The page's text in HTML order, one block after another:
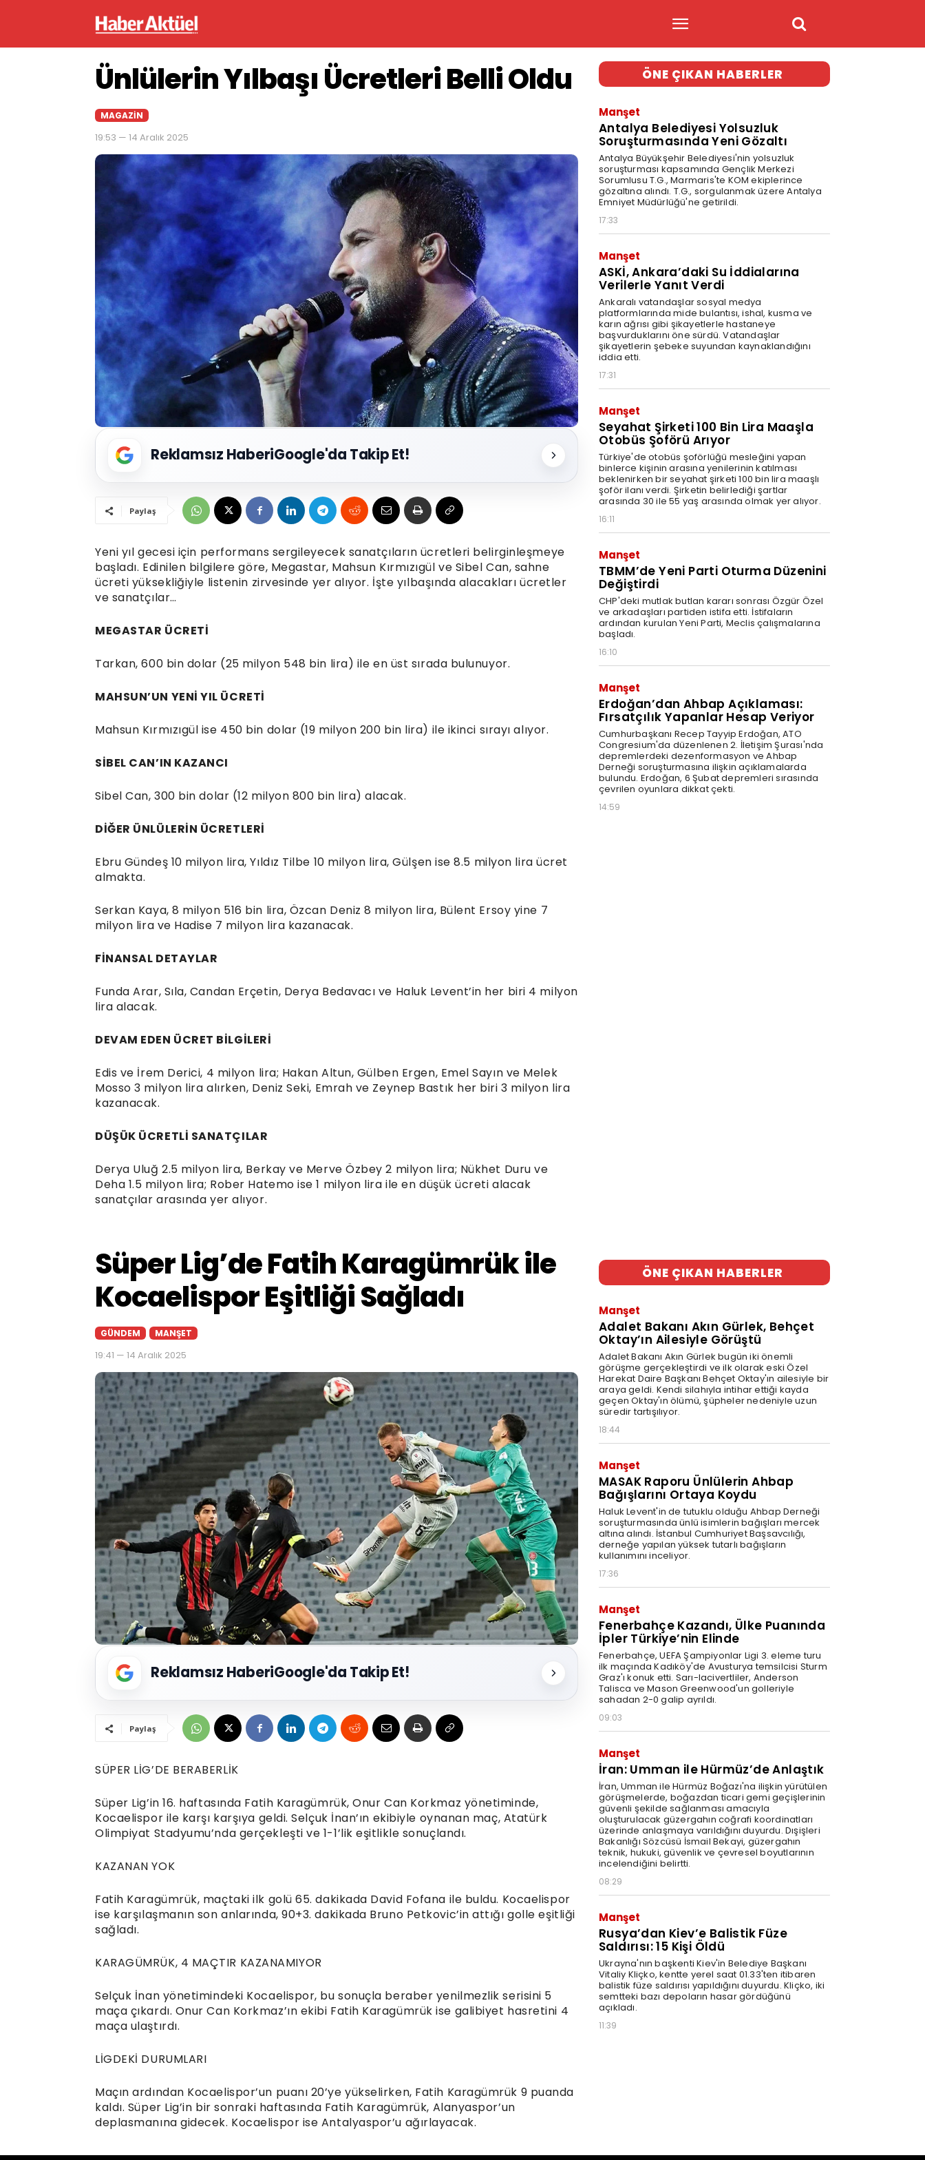
Ünlülerin Yılbaşı Ücretleri Belli Oldu
MAGAZIN
19:53 — 14 Aralık 2025
Reklamsız HaberiGoogle'da Takip Et!
Paylaş
Yeni yıl gecesi için performans sergileyecek sanatçıların ücretleri belirginleşmeye
başladı. Edinilen bilgilere göre, Megastar, Mahsun Kırmızıgül ve Sibel Can, sahne
ücreti yüksekliğiyle listenin zirvesinde yer alıyor. İşte yılbaşında alacakları ücretler
ve sanatçılar…
MEGASTAR ÜCRETİ
Tarkan, 600 bin dolar (25 milyon 548 bin lira) ile en üst sırada bulunuyor.
MAHSUN’UN YENİ YIL ÜCRETİ
Mahsun Kırmızıgül ise 450 bin dolar (19 milyon 200 bin lira) ile ikinci sırayı alıyor.
SİBEL CAN’IN KAZANCI
Sibel Can, 300 bin dolar (12 milyon 800 bin lira) alacak.
DİĞER ÜNLÜLERİN ÜCRETLERİ
Ebru Gündeş 10 milyon lira, Yıldız Tilbe 10 milyon lira, Gülşen ise 8.5 milyon lira ücret
almakta.
Serkan Kaya, 8 milyon 516 bin lira, Özcan Deniz 8 milyon lira, Bülent Ersoy yine 7
milyon lira ve Hadise 7 milyon lira kazanacak.
FİNANSAL DETAYLAR
Funda Arar, Sıla, Candan Erçetin, Derya Bedavacı ve Haluk Levent’in her biri 4 milyon
lira alacak.
DEVAM EDEN ÜCRET BİLGİLERİ
Edis ve İrem Derici, 4 milyon lira; Hakan Altun, Gülben Ergen, Emel Sayın ve Melek
Mosso 3 milyon lira alırken, Deniz Seki, Emrah ve Zeynep Bastık her biri 3 milyon lira
kazanacak.
DÜŞÜK ÜCRETLİ SANATÇILAR
Derya Uluğ 2.5 milyon lira, Berkay ve Merve Özbey 2 milyon lira; Nükhet Duru ve
Deha 1.5 milyon lira; Rober Hatemo ise 1 milyon lira ile en düşük ücreti alacak
sanatçılar arasında yer alıyor.
ÖNE ÇIKAN HABERLER
Manşet
Antalya Belediyesi Yolsuzluk
Soruşturmasında Yeni Gözaltı
Antalya Büyükşehir Belediyesi'nin yolsuzluk
soruşturması kapsamında Gençlik Merkezi
Sorumlusu T.G., Marmaris'te KOM ekiplerince
gözaltına alındı. T.G., sorgulanmak üzere Antalya
Emniyet Müdürlüğü'ne getirildi.
17:33
Manşet
ASKİ, Ankara’daki Su İddialarına
Verilerle Yanıt Verdi
Ankaralı vatandaşlar sosyal medya
platformlarında mide bulantısı, ishal, kusma ve
karın ağrısı gibi şikayetlerle hastaneye
başvurduklarını öne sürdü. Vatandaşlar
şikayetlerin şebeke suyundan kaynaklandığını
iddia etti.
17:31
Manşet
Seyahat Şirketi 100 Bin Lira Maaşla
Otobüs Şoförü Arıyor
Türkiye'de otobüs şoförlüğü mesleğini yapan
binlerce kişinin arasına yenilerinin katılması
beklenirken bir seyahat şirketi 100 bin lira maaşlı
şoför ilanı verdi. Şirketin belirlediği şartlar
arasında 30 ile 55 yaş arasında olmak yer alıyor.
16:11
Manşet
TBMM’de Yeni Parti Oturma Düzenini
Değiştirdi
CHP'deki mutlak butlan kararı sonrası Özgür Özel
ve arkadaşları partiden istifa etti. İstifaların
ardından kurulan Yeni Parti, Meclis çalışmalarına
başladı.
16:10
Manşet
Erdoğan’dan Ahbap Açıklaması:
Fırsatçılık Yapanlar Hesap Veriyor
Cumhurbaşkanı Recep Tayyip Erdoğan, ATO
Congresium'da düzenlenen 2. İletişim Şurası'nda
depremlerdeki dezenformasyon ve Ahbap
Derneği soruşturmasına ilişkin açıklamalarda
bulundu. Erdoğan, 6 Şubat depremleri sırasında
çevrilen oyunlara dikkat çekti.
14:59